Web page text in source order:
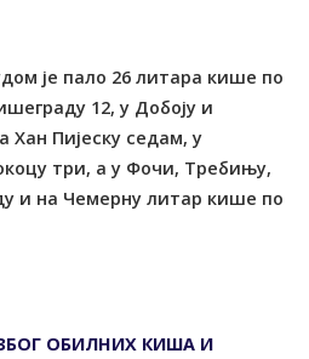
је пало 26 литара кише по
12, у Добоју и
Хан Пијеску седам, у
три, а у Фочи, Требињу,
и на Чемерну литар кише по
ОБИЛНИХ КИША И